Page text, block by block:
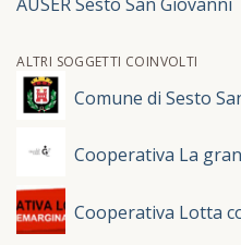
ALTRI SOGGETTI COINVOLTI
Comune di Sesto
Cooperativa La
Cooperativa Lotta